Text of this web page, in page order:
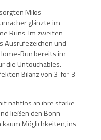
Milos
glänzte im
Runs. Im zweiten
Ausrufezeichen und
Run bereits im
die Untouchables.
Bilanz von 3-for-3
nahtlos an ihre starke
ließen den Bonn
kaum Möglichkeiten, ins